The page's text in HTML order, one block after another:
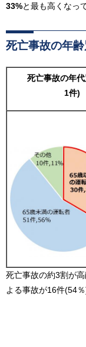
33%と最も高くなっ
死亡事故の年齢
死亡事故の年
1件)
死亡事故の約3割が
よる事故が16件(54％